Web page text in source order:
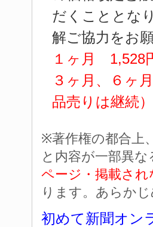
だくこととな
解ご協力をお
１ヶ月 1,528
３ヶ月、６ヶ
品売りは継続）
※著作権の都合上
と内容が一部異な
ページ・掲載され
ります。あらか
初めて新聞オン